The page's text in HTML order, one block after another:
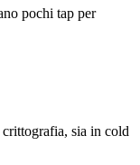
pochi tap per
sia in cold